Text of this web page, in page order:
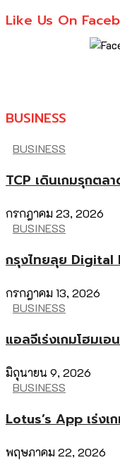
Like Us On
BUSINESS
BUSINESS
TCP เดินเกมรุกต
กรกฎาคม 23, 2026
BUSINESS
กรุงไทยลุย Digital
กรกฎาคม 13, 2026
BUSINESS
แอลจีเร่งเกมโฮมเ
มิถุนายน 9, 2026
BUSINESS
Lotus’s App เร่ง
พฤษภาคม 22, 2026